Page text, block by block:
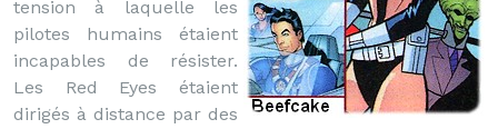
tension à laquelle les
pilotes humains étaient
incapables de résister.
Les Red Eyes étaient
dirigés à distance par des